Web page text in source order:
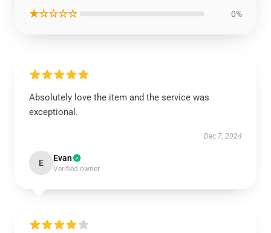
★☆☆☆☆ 0%
Absolutely love the item and the service was
exceptional.
Dec 7, 2024
E Evan
Verified owner